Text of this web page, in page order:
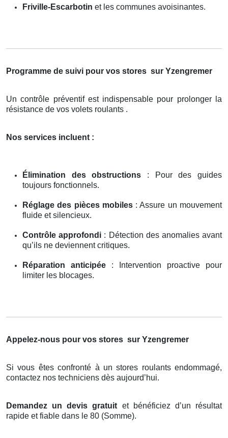
Friville-Escarbotin et les communes avoisinantes.
Programme de suivi pour vos stores sur Yzengremer
Un contrôle préventif est indispensable pour prolonger la
résistance de vos volets roulants .
Nos services incluent :
Élimination des obstructions : Pour des guides
toujours fonctionnels.
Réglage des pièces mobiles: Assure un mouvement
fluide et silencieux.
Contrôle approfondi : Détection des anomalies avant
qu’ils ne deviennent critiques.
Réparation anticipée : Intervention proactive pour
limiter les blocages.
Appelez-nous pour vos stores sur Yzengremer
Si vous êtes confronté à un stores roulants endommagé,
contactez nos techniciens dès aujourd’hui.
Demandez un devis gratuit et bénéficiez d’un résultat
rapide et fiable dans le 80 (Somme).